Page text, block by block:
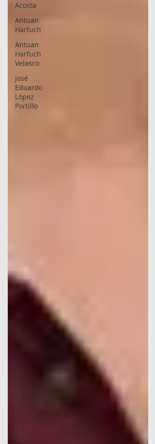
Acosta
Antuan
Harfuch
Antuan
Harfuch
Velasco
José
Eduardo
López
Portillo